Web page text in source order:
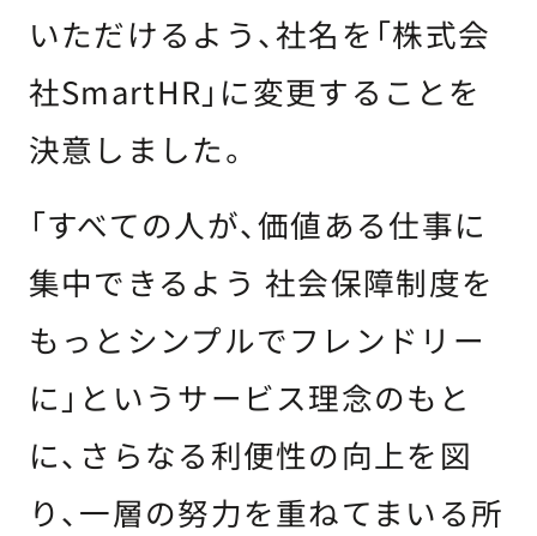
いただけるよう、社名を「株式会
社SmartHR」に変更することを
決意しました。
「すべての人が、価値ある仕事に
集中できるよう 社会保障制度を
もっとシンプルでフレンドリー
に」というサービス理念のもと
に、さらなる利便性の向上を図
り、一層の努力を重ねてまいる所